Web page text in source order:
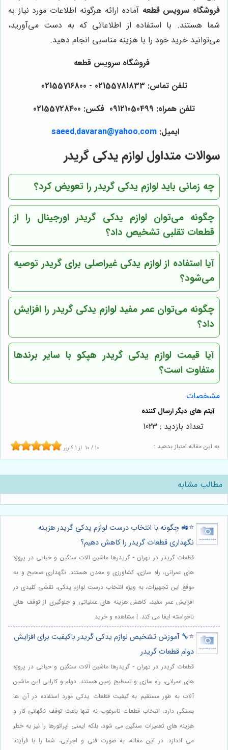
فروشگاه سرویس قطعه آماده ارائه هرگونه اطلاعات مورد نیاز به
شما هستند. با استفاده از اطلاعاتی که به دست می‌آورید،
می‌توانید خرید خود را با هزینه مناسبی انجام دهید.
فروشگاه سرویس قطعه
تلفن تماس: 02155781833 - 02155716800
تلفن همراه: 09121050499 فکس: 02155728400
ایمیل: saeed.davaran@yahoo.com
سوالات متداول لوازم یدکی گریدر
چه زمانی باید لوازم یدکی گریدر را تعویض کرد؟
چگونه می‌توان لوازم یدکی گریدر اورجینال را از
قطعات تقلبی تشخیص داد؟
آیا استفاده از لوازم یدکی غیراصلی برای گریدر توصیه
می‌شود؟
چگونه می‌توان عمر مفید لوازم یدکی گریدر را افزایش
داد؟
آیا قیمت لوازم یدکی گریدر هپکو با سایر برندها
متفاوت است؟
مشخصات
به این مقاله امتیاز بدهید : 10 / 10 از 1 کاربر
تعداد بازدید : 1023
مطالب مشابه
⭐️🚜 چگونه با انتخاب درست لوازم یدکی گریدر هزینه
نگهداری قطعات گریدر را کاهش دهیم؟
قطعات گریدر در تهران - گریدرها ماشین آلات سنگین و حیاتی در پروژه
های عمرانی، راه سازی، کشاورزی و معدن هستند. نگهداری صحیح و به
موقع این تجهیزات، به ویژه انتخاب درست لوازم یدکی، نقشی کلیدی در
افزایش عمر مفید، کاهش هزینه های عملیاتی و جلوگیری از توقف های
ناخواسته ایفا می کند. | مشاهده و خرید
⭐️🔧 آموزش تشخیص لوازم یدکی گریدر باکیفیت برای افزایش
دوام قطعات گریدر
قطعات گریدر در تهران - گریدرها ماشین آلات سنگین و حیاتی در پروژه
های عمرانی، راه سازی و تسطیح زمین هستند. دوام و کارایی این ماشین
آلات به طور مستقیم به کیفیت قطعات یدکی مورد استفاده در آن ها
بستگی دارد. انتخاب قطعات نامرغوب نه تنها باعث توقف ناگهانی کار و
هزینه های تعمیرات سنگین می شود، بلکه ایمنی اپراتورها را نیز به خطر
می اندازد. در این مقاله، به صورت فنی و اجرایی، شما را با فرآیند